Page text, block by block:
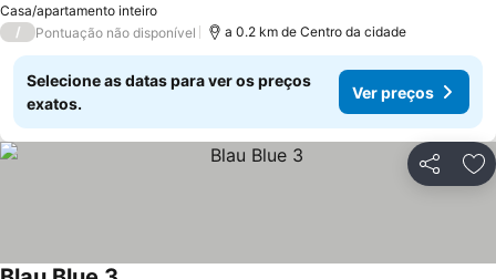
Casa/apartamento inteiro
/ Pontuação não disponível a 0.2 km de Centro da cidade
Selecione as datas para ver os preços
exatos.
Ver preços
Partilhar